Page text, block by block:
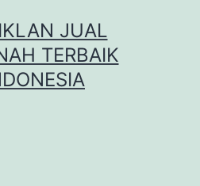
JUAL
TERBAIK